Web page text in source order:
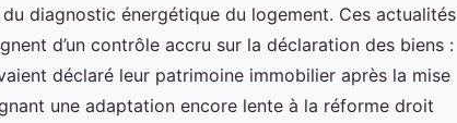
diagnostic énergétique du logement. Ces actualités
d’un contrôle accru sur la déclaration des biens :
déclaré leur patrimoine immobilier après la mise
une adaptation encore lente à la réforme droit